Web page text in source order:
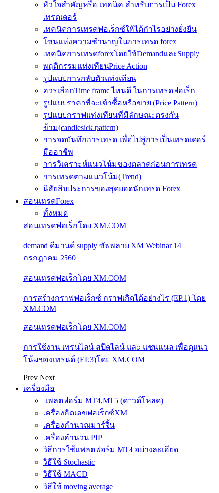
หัวใจสำคัญหรือ เทคนิค สำหรับการเป็น Forex
เทรดเดอร์
เทคนิคการเทรดฟอเร็กซ์ให้ได้กำไรอย่างยั่งยืน
โซนแห่งความชำนาญในการเทรด forex
เทคนิคการเทรดforexโดยใช้DemandและSupply
พฤติกรรมแท่งเทียนPrice Action
รูปแบบการกลับตัวแท่งเทียน
ควรเลือกTime frame ไหนดี ในการเทรดฟอเร็ก
รูปแบบราคาที่จะเข้าซื้อหรือขาย (Price Pattern)
รูปแบบกราฟแท่งเทียนที่มีลักษณะตรงกัน
ข้าม(candlesick pattern)
การจดบันทึกการเทรด เพื่อไปสู่การเป็นเทรดเดอร์
มืออาชีพ
การวิเคราะห์แนวโน้มของตลาดก่อนการเทรด
การเทรดตามแนวโน้ม(Trend)
นิสัยสิบประการของสุดยอดนักเทรด Forex
สอนเทรดForex
ทั้งหมด
สอนเทรดฟอเร็กโดย XM.COM
demand ดีมานด์ supply ซัพพลาย XM Webinar 14
กรกฎาคม 2560
สอนเทรดฟอเร็กโดย XM.COM
การสร้างกราฟฟอเร็กซ์ กราฟเกิดได้อย่างไร (EP.1) โดย
XM.COM
สอนเทรดฟอเร็กโดย XM.COM
การใช้งาน เทรนไลน์ สปีดไลน์ และ แชนแนล เพื่อดูแนว
โน้มของเทรนด์ (EP.3)โดย XM.COM
Prev Next
เครื่องมือ
แพลตฟอร์ม MT4,MT5 (ดาวด์โหลด)
เครื่องคิดเลขฟอเร็กซ์XM
เครื่องคำนวณมาร์จิ้น
เครื่องคำนวน PIP
วิธีการใช้แพลตฟอร์ม MT4 อย่างละเอียด
วิธีใช้ Stochastic
วิธีใช้ MACD
วิธีใช้ moving average